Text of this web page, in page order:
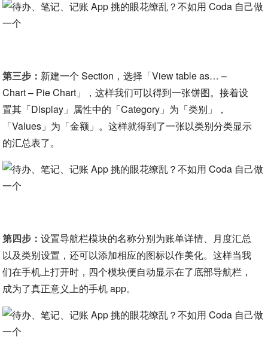
第三步： 新建一个 Section，选择「View table as… –
Chart – Pie Chart」，这样我们可以得到一张饼图。接着设
置其「Display」属性中的「Category」为「类别」，
「Values」为「金额」。这样就得到了一张以类别分类显示
的汇总表了。
第四步：设置导航栏模块的名称分别为账单详情、月度汇总
以及类别设置，还可以添加相应的图标以作美化。这样当我
们在手机上打开时，四个模块便自动显示在了底部导航栏，
成为了真正意义上的手机 app。